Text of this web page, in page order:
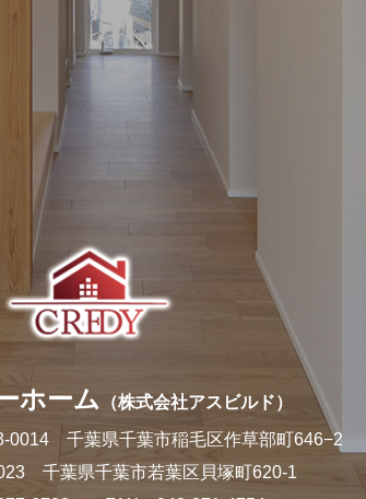
ホーム
（株式会社アスビルド）
0014 千葉県千葉市稲毛区作草部町646−2
千葉県千葉市若葉区貝塚町620-1